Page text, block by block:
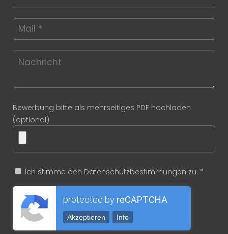
Bewerbung bitte als mehrseitiges PDF hochladen
(optional)
Ich stimme den Datenschutzbestimmungen zu. *
protected by reCAPTCHA
Akzeptieren Info